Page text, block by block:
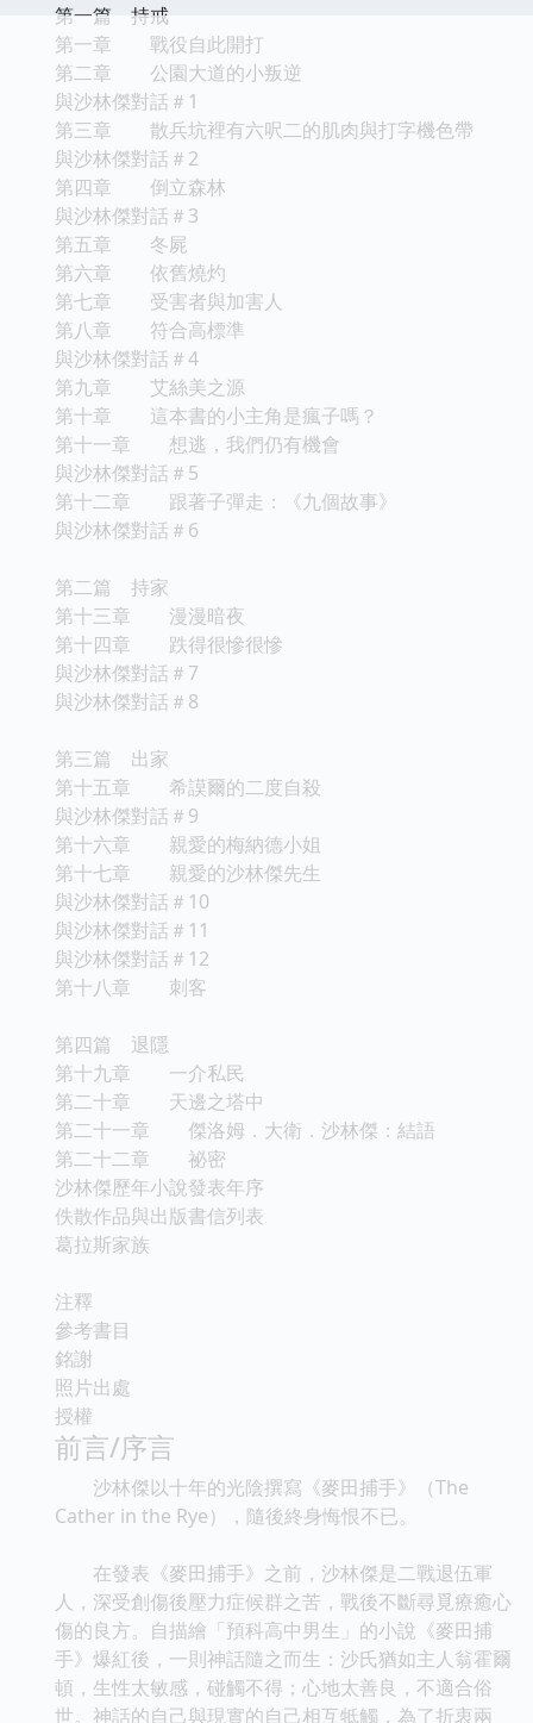
第一篇 持戒
第一章 戰役自此開打
第二章 公園大道的小叛逆
與沙林傑對話＃1
第三章 散兵坑裡有六呎二的肌肉與打字機色帶
與沙林傑對話＃2
第四章 倒立森林
與沙林傑對話＃3
第五章 冬屍
第六章 依舊燒灼
第七章 受害者與加害人
第八章 符合高標準
與沙林傑對話＃4
第九章 艾絲美之源
第十章 這本書的小主角是瘋子嗎？
第十一章 想逃，我們仍有機會
與沙林傑對話＃5
第十二章 跟著子彈走：《九個故事》
與沙林傑對話＃6
第二篇 持家
第十三章 漫漫暗夜
第十四章 跌得很慘很慘
與沙林傑對話＃7
與沙林傑對話＃8
第三篇 出家
第十五章 希謨爾的二度自殺
與沙林傑對話＃9
第十六章 親愛的梅納德小姐
第十七章 親愛的沙林傑先生
與沙林傑對話＃10
與沙林傑對話＃11
與沙林傑對話＃12
第十八章 刺客
第四篇 退隱
第十九章 一介私民
第二十章 天邊之塔中
第二十一章 傑洛姆．大衛．沙林傑：結語
第二十二章 祕密
沙林傑歷年小說發表年序
佚散作品與出版書信列表
葛拉斯家族
注釋
參考書目
銘謝
照片出處
授權
前言/序言
沙林傑以十年的光陰撰寫《麥田捕手》（The
Cather in the Rye），隨後終身悔恨不已。
在發表《麥田捕手》之前，沙林傑是二戰退伍軍
人，深受創傷後壓力症候群之苦，戰後不斷尋覓療癒心
傷的良方。自描繪「預科高中男生」的小說《麥田捕
手》爆紅後，一則神話隨之而生：沙氏猶如主人翁霍爾
頓，生性太敏感，碰觸不得；心地太善良，不適合俗
世。神話的自己與現實的自己相互牴觸，為了折衷兩